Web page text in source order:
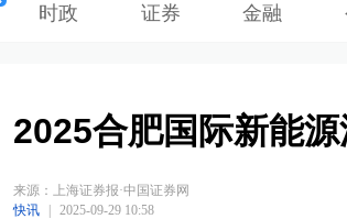
时政 证券 金融
2025合肥国际新能
来源：
上海证券报·中国证券网
快讯
2025-09-29 10:58